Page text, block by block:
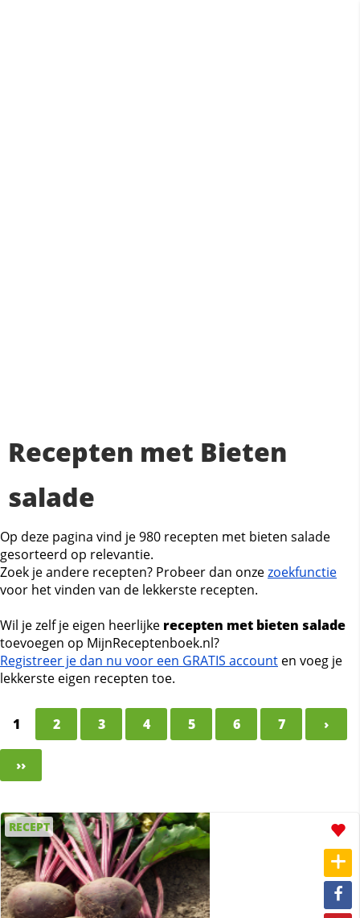
Recepten met Bieten
salade
Op deze pagina vind je 980 recepten met bieten salade
gesorteerd op relevantie.
Zoek je andere recepten? Probeer dan onzezoekfunctie
voor het vinden van de lekkerste recepten.
Wil je zelf je eigen heerlijke recepten met bieten salade
toevoegen op MijnReceptenboek.nl?
Registreer je dan nu voor een GRATIS account en voeg je
lekkerste eigen recepten toe.
1 2 3 4 5 6 7 ›
››
RECEPT